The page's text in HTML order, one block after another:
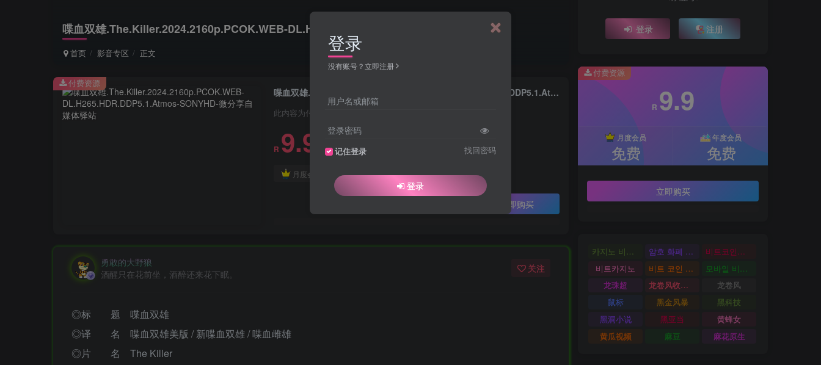
喋血双雄.The.Killer.2024.2160p.PCOK.WEB-DL.H265.HDR.DDP5.1.Atmos-SONYHD
首页 影音专区 正文
喋血双雄.The.Killer.2024.2160p.PCOK.WEB-DL.H265.HDR.DDP5.1.Atmos-SONYHD
此内容为付费资源，请付费后查看
R 9.9
月度会员 免费 年度会员免费
立即购买
付费资源
勇敢的大野狼
酒醒只在花前坐，酒醉还来花下眠。
关注
◎标 题 喋血双雄
◎译 名 喋血双雄美版 / 新喋血双雄 / 喋血雌雄
◎片 名 The Killer
登录 注册
付费资源
R 9.9
月度会员
免费
年度会员
免费
立即购买
카지노 비트코인 암호 화폐 카지노
비트코인카지노
비트카지노
비트 코인 온라인 카지노
모바일 비트 코인 카지노
龙珠超
龙卷风收音机
龙卷风
鼠标
黑金风暴
黑科技
黑洞小说
黑亚当
黄蜂女
黄瓜视频
麻豆 麻花原生
登录
没有账号？立即注册
用户名或邮箱
登录密码
记住登录 找回密码
登录